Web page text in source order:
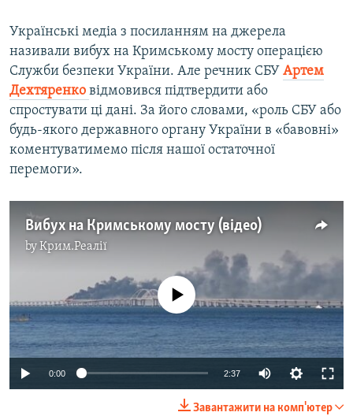
Українські медіа з посиланням на джерела
називали вибух на Кримському мосту операцією
Служби безпеки України. Але речник СБУ Артем
Дехтяренко відмовився підтвердити або
спростувати ці дані. За його словами, «роль СБУ або
будь-якого державного органу України в «бавовні»
коментуватимемо після нашої остаточної
перемоги».
Вибух на Кримському мосту (відео)
byКрим.Реалії
No media source currently available
0:00 2:37
Завантажити на комп'ютер